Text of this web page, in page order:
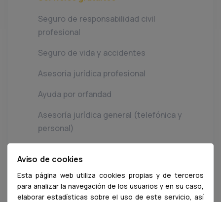
Seguro de responsabilidad civil
profesional
Seguro de vida y accidentes
Asesoria jurídica profesional
Ayuda por orfandad
Asesoría jurídica general (telefónica y
personal)
la reputacion profesional en medios y
online
Servicio Cobro de Morosos
Aviso de cookies
Esta página web utiliza cookies propias y de terceros
para analizar la navegación de los usuarios y en su caso,
elaborar estadísticas sobre el uso de este servicio, así